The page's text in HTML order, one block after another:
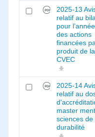
2025-13
relatif au
pour
des actions
financées
produit de la
CVEC
2025-14
relatif au
master
sciences de
durabilité